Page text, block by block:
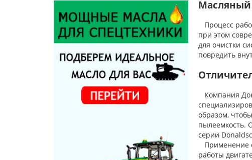
Масляный
Процесс
при этом
для очистки
повредить
Компания
образом,
пылеемкость.
серии
Применение
работы